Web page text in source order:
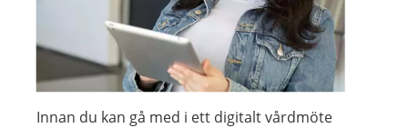
Innan du kan gå med i ett digitalt vårdmöte